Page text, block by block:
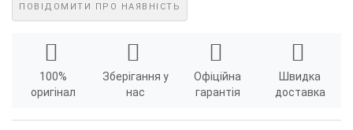
ПОВІДОМИТИ ПРО НАЯВНІСТЬ
100%
оригінал
Зберігання у
нас
Офіційна
гарантія
Швидка
доставка